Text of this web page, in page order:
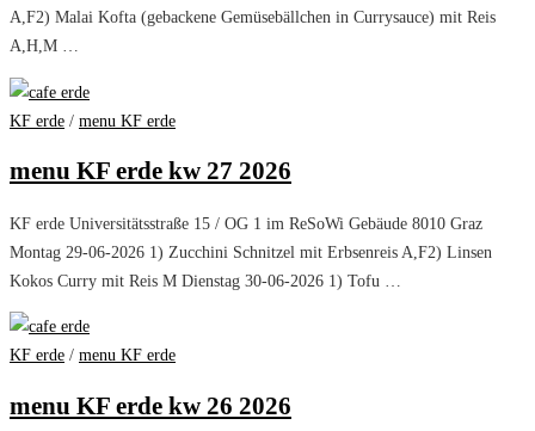
A,F2) Malai Kofta (gebackene Gemüsebällchen in Currysauce) mit Reis
A,H,M …
KF erde / menu KF erde
menu KF erde kw 27 2026
KF erde Universitätsstraße 15 / OG 1 im ReSoWi Gebäude 8010 Graz
Montag 29-06-2026 1) Zucchini Schnitzel mit Erbsenreis A,F2) Linsen
Kokos Curry mit Reis M Dienstag 30-06-2026 1) Tofu …
KF erde / menu KF erde
menu KF erde kw 26 2026